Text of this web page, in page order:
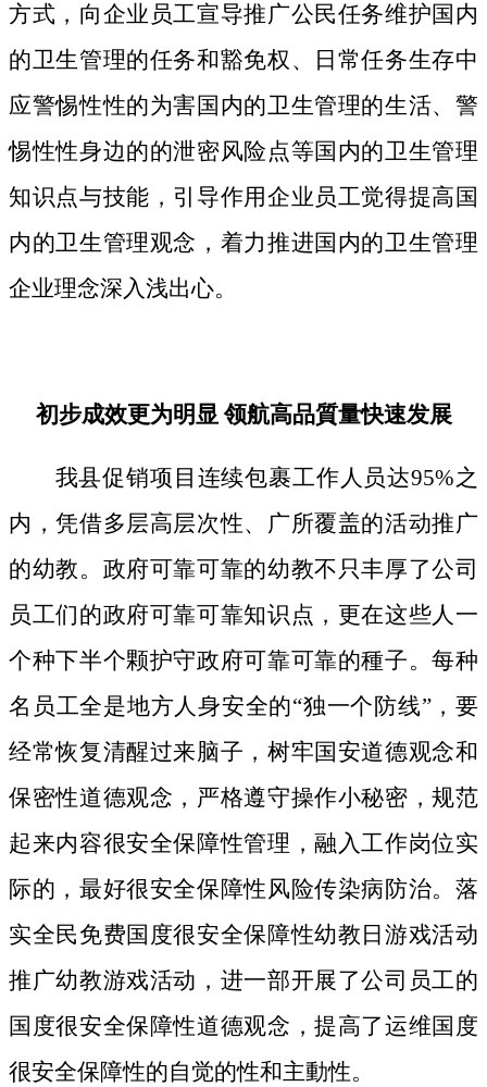
方式，向企业员工宣导推广公民任务维护国内
的卫生管理的任务和豁免权、日常任务生存中
应警惕性性的为害国内的卫生管理的生活、警
惕性性身边的的泄密风险点等国内的卫生管理
知识点与技能，引导作用企业员工觉得提高国
内的卫生管理观念，着力推进国内的卫生管理
企业理念深入浅出心。
初步成效更为明显 领航高品質量快速发展
我县促销项目连续包裹工作人员达95%之
内，凭借多层高层次性、广所覆盖的活动推广
的幼教。政府可靠可靠的幼教不只丰厚了公司
员工们的政府可靠可靠知识点，更在这些人一
个种下半个颗护守政府可靠可靠的種子。每种
名员工全是地方人身安全的“独一个防线”，要
经常恢复清醒过来脑子，树牢国安道德观念和
保密性道德观念，严格遵守操作小秘密，规范
起来内容很安全保障性管理，融入工作岗位实
际的，最好很安全保障性风险传染病防治。落
实全民免费国度很安全保障性幼教日游戏活动
推广幼教游戏活动，进一部开展了公司员工的
国度很安全保障性道德观念，提高了运维国度
很安全保障性的自觉的性和主動性。